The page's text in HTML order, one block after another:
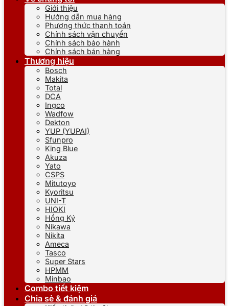
Giới thiệu
Hướng dẫn mua hàng
Phương thức thanh toán
Chính sách vận chuyển
Chính sách bảo hành
Chính sách bán hàng
Thương hiệu
Bosch
Makita
Total
DCA
Ingco
Wadfow
Dekton
YUP (YUPAI)
Sfunpro
King Blue
Akuza
Yato
CSPS
Mitutoyo
Kyoritsu
UNI-T
HIOKI
Hồng Ký
Nikawa
Nikita
Ameca
Tasco
Super Stars
HPMM
Minbao
Combo tiết kiệm
Chia sẻ & đánh giá